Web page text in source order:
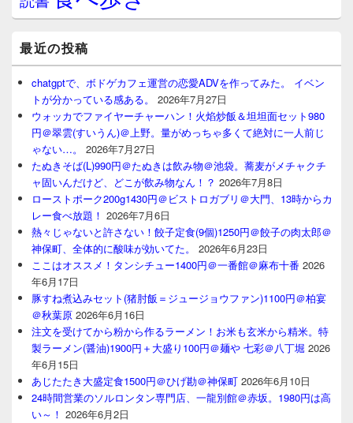
最近の投稿
chatgptで、ボドゲカフェ運営の恋愛ADVを作ってみた。 イベン
トが分かっている感ある。
2026年7月27日
ウォッカでファイヤーチャーハン！火焰炒飯＆坦坦面セット980
円＠翠雲(すいうん)＠上野。量がめっちゃ多くて絶対に一人前じ
ゃない…。
2026年7月27日
たぬきそば(L)990円＠たぬきは飲み物＠池袋。蕎麦がメチャクチ
ャ固いんだけど、どこが飲み物なん！？ 2026年7月8日
ローストポーク200g1430円＠ビストロガブリ＠大門、13時からカ
レー食べ放題！ 2026年7月6日
熱々じゃないと許さない！餃子定食(9個)1250円＠餃子の肉太郎＠
神保町、全体的に酸味が効いてた。
2026年6月23日
ここはオススメ！タンシチュー1400円＠一番館＠麻布十番 2026
年6月17日
豚すね煮込みセット(猪肘飯＝ジュージョウファン)1100円＠柏宴
＠秋葉原 2026年6月16日
注文を受けてから粉から作るラーメン！お米も玄米から精米。特
製ラーメン(醤油)1900円＋大盛り100円＠麺や 七彩＠八丁堀 2026
年6月15日
あじたたき大盛定食1500円＠ひげ勘＠神保町 2026年6月10日
24時間営業のソルロンタン専門店、一龍別館＠赤坂。1980円は高
い～！ 2026年6月2日